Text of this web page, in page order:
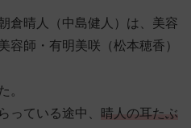
倉晴人（中島健人）は、美容
容師・有明美咲（松本穂香）
。
っている途中、
晴人の耳たぶ